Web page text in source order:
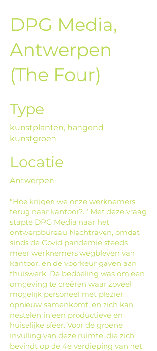
DPG Media,
Antwerpen
(The Four)
Type
kunstplanten, hangend
kunstgroen
Locatie
Antwerpen
"Hoe krijgen we onze werknemers
terug naar kantoor?.." Met deze vraag
stapte DPG Media naar het
ontwerpbureau Nachtraven, omdat
sinds de Covid pandemie steeds
meer werknemers wegbleven van
kantoor, en de voorkeur gaven aan
thuiswerk. De bedoeling was om een
omgeving te creëren waar zoveel
mogelijk personeel met plezier
opnieuw samenkomt, en zich kan
nestelen in een productieve en
huiselijke sfeer. Voor de groene
invulling van deze ruimte, die zich
bevindt op de 4e verdieping van het